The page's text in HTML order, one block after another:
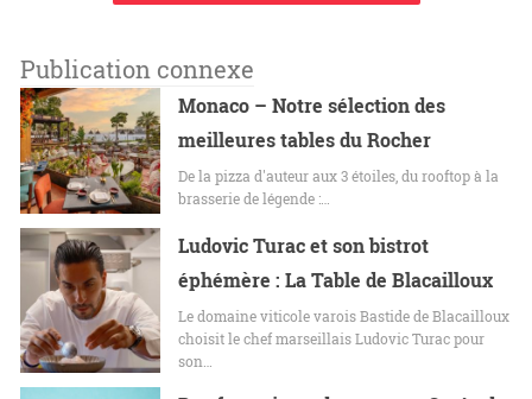
Publication connexe
Monaco – Notre sélection des
meilleures tables du Rocher
De la pizza d'auteur aux 3 étoiles, du rooftop à la
brasserie de légende :…
Ludovic Turac et son bistrot
éphémère : La Table de Blacailloux
Le domaine viticole varois Bastide de Blacailloux
choisit le chef marseillais Ludovic Turac pour
son…